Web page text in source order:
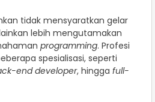
tidak mensyaratkan gelar
lebih mengutamakan
programming. Profesi
spesialisasi, seperti
end developer, hingga full-